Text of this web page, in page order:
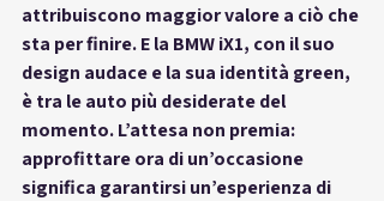
attribuiscono maggior valore a ciò che
sta per finire. E la BMW iX1, con il suo
design audace e la sua identità green,
è tra le auto più desiderate del
momento. L’attesa non premia:
approfittare ora di un’occasione
significa garantirsi un’esperienza di